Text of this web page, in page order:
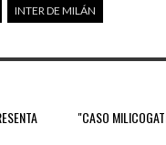
INTER DE MILÁN
"CASO